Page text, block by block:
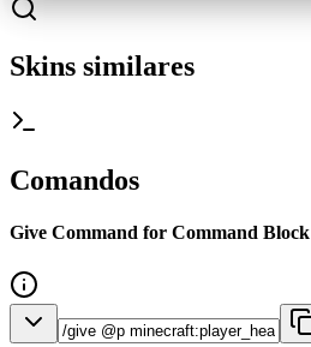
Skins similares
Comandos
Give Command for Command Block